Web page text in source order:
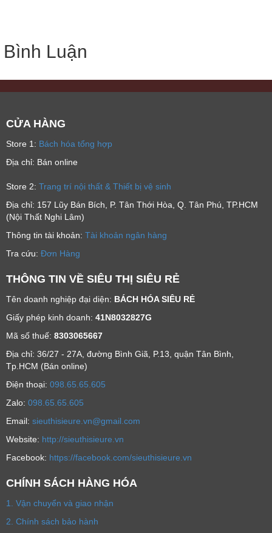
Bình Luận
CỬA HÀNG
Store 1: Bách hóa tổng hợp
Địa chỉ: Bán online
Store 2: Trang trí nội thất & Thiết bị vệ sinh
Địa chỉ: 157 Lũy Bán Bích, P. Tân Thới Hòa, Q. Tân Phú, TP.HCM
(Nội Thất Nghi Lâm)
Thông tin tài khoản: Tài khoản ngân hàng
Tra cứu: Đơn Hàng
THÔNG TIN VỀ SIÊU THỊ SIÊU RẺ
Tên doanh nghiệp đại diện: BÁCH HÓA SIÊU RẺ
Giấy phép kinh doanh: 41N8032827G
Mã số thuế: 8303065667
Địa chỉ: 36/27 - 27A, đường Bình Giã, P.13, quận Tân Bình,
Tp.HCM (Bán online)
Ðiện thoại: 098.65.65.605
Zalo: 098.65.65.605
Email: sieuthisieure.vn@gmail.com
Website: http://sieuthisieure.vn
Facebook: https://facebook.com/sieuthisieure.vn
CHÍNH SÁCH HÀNG HÓA
1. Vận chuyển và giao nhận
2. Chính sách bảo hành